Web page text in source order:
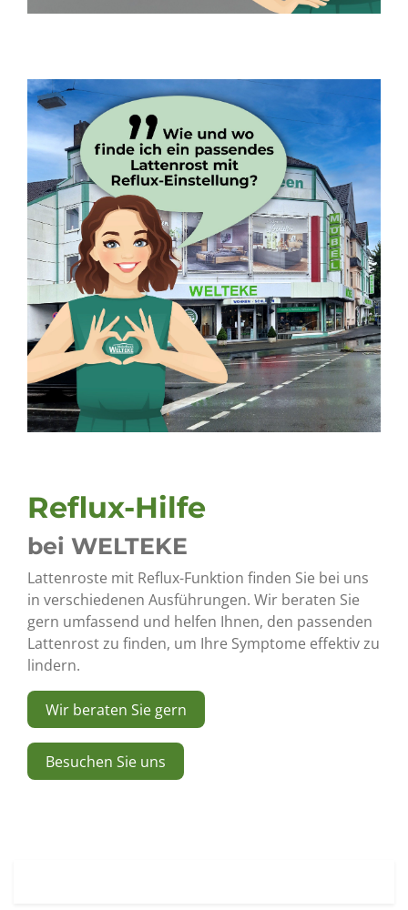
Reflux-Hilfe
bei WELTEKE
Lattenroste mit Reflux-Funktion finden Sie bei uns
in verschiedenen Ausführungen. Wir beraten Sie
gern umfassend und helfen Ihnen, den passenden
Lattenrost zu finden, um Ihre Symptome effektiv zu
lindern.
Wir beraten Sie gern
Besuchen Sie uns